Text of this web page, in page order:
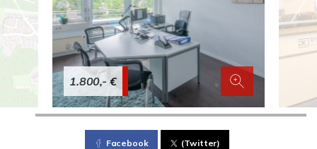
1.800,- €
Facebook (Twitter)